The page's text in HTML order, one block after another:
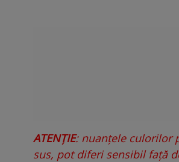
ATENȚIE: nuanțele culorilor
sus, pot diferi sensibil față